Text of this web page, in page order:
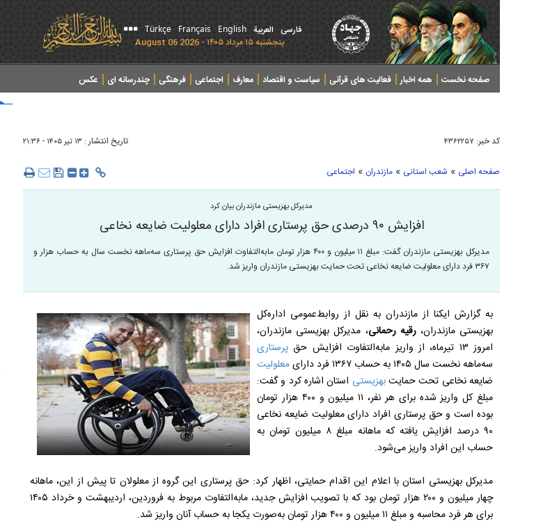
فارسی العربیة English
Français
Türkçe
پنجشنبه ۱۵ مرداد ۱۴۰۵ - 2026 August 06
صفحه نخست همه اخبار فعالیت های قرآنی سیاست و اقتصاد معارف اجتماعی فرهنگی چندرسانه ای عکس
کد خبر: ۴۳۶۲۲۵۷ تاریخ انتشار : ۱۳ تير ۱۴۰۵ - ۲۱:۳۶
صفحه اصلی » شعب استانی » مازندران » اجتماعی
مدیرکل بهزیستی مازندران بیان کرد
افزایش ۹۰ درصدی حق پرستاری افراد دارای معلولیت ضایعه نخاعی
مدیرکل بهزیستی مازندران گفت: مبلغ ۱۱ میلیون و ۴۰۰ هزار تومان مابه‌التفاوت افزایش حق پرستاری سه‌ماهه نخست سال به حساب هزار و
۳۶۷ فرد دارای معلولیت ضایعه نخاعی تحت حمایت بهزیستی مازندران واریز شد.
به گزارش ایکنا از مازندران به نقل از روابط‌عمومی اداره‌کل
بهزیستی مازندران،رقیه رحمانی، مدیرکل بهزیستی مازندران،
امروز ۱۳ تیرماه، از واریز مابه‌التفاوت افزایش حق
پرستاری
سه‌ماهه نخست سال ۱۴۰۵ به حساب ۱۳۶۷ فرد دارای
معلولیت
ضایعه نخاعی تحت حمایتبهزیستی استان اشاره کرد و گفت:
مبلغ کل واریز شده برای هر نفر، ۱۱ میلیون و ۴۰۰ هزار تومان
بوده است و حق پرستاری افراد دارای معلولیت ضایعه نخاعی
۹۰ درصد افزایش یافته که ماهانه مبلغ ۸ میلیون تومان به
حساب این افراد واریز می‌شود.
مدیرکل بهزیستی استان با اعلام این اقدام حمایتی، اظهار کرد: حق پرستاری این گروه از معلولان تا پیش از این، ماهانه
چهار میلیون و ۲۰۰ هزار تومان بود که با تصویب افزایش جدید، مابه‌التفاوت مربوط به فروردین، اردیبهشت و خرداد ۱۴۰۵
برای هر فرد محاسبه و مبلغ ۱۱ میلیون و ۴۰۰ هزار تومان به‌صورت یکجا به حساب آنان واریز شد.